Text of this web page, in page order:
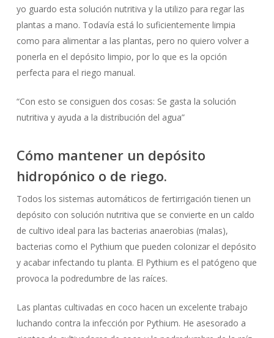
yo guardo esta solución nutritiva y la utilizo para regar las
plantas a mano. Todavía está lo suficientemente limpia
como para alimentar a las plantas, pero no quiero volver a
ponerla en el depósito limpio, por lo que es la opción
perfecta para el riego manual.
“Con esto se consiguen dos cosas: Se gasta la solución
nutritiva y ayuda a la distribución del agua”
Cómo mantener un depósito
hidropónico o de riego.
Todos los sistemas automáticos de fertirrigación tienen un
depósito con solución nutritiva que se convierte en un caldo
de cultivo ideal para las bacterias anaerobias (malas),
bacterias como el Pythium que pueden colonizar el depósito
y acabar infectando tu planta. El Pythium es el patógeno que
provoca la podredumbre de las raíces.
Las plantas cultivadas en coco hacen un excelente trabajo
luchando contra la infección por Pythium. He asesorado a